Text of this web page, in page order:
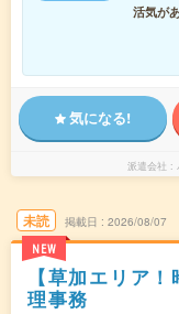
活気が
気になる!
派遣会社
未読
NEW
掲載日 2026/08/07
【草加エリア
理事務